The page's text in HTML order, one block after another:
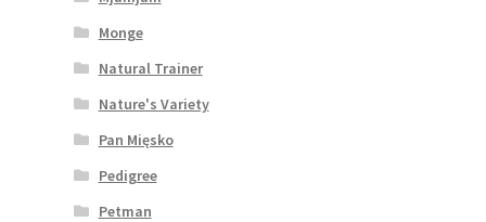
Monge
Natural Trainer
Nature's Variety
Pan Mięsko
Pedigree
Petman